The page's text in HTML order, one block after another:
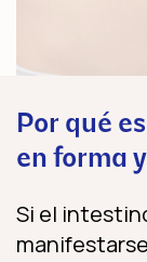
Por qué
en forma
Si el